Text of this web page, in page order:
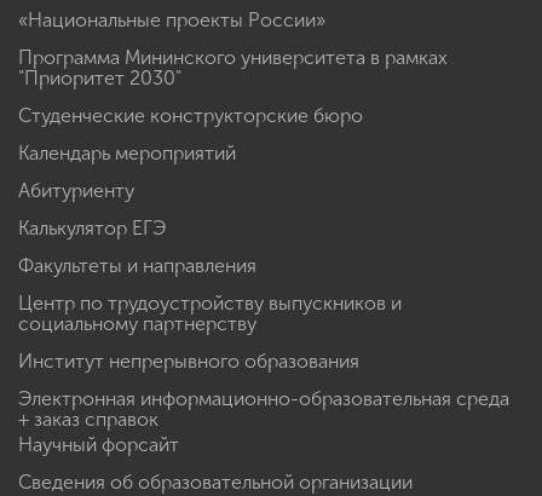
«Национальные проекты России»
Программа Мининского университета в рамках
"Приоритет 2030"
Студенческие конструкторские бюро
Календарь мероприятий
Абитуриенту
Калькулятор ЕГЭ
Факультеты и направления
Центр по трудоустройству выпускников и
социальному партнерству
Институт непрерывного образования
Электронная информационно-образовательная среда
+ заказ справок
Научный форсайт
Сведения об образовательной организации